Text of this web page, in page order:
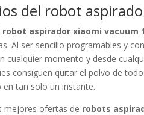
del robot
robot aspirador xiaomi vacuum
Al ser sencillo programables y
cualquier momento y desde
consiguen quitar el polvo de
en tan solo un instante.
mejores ofertas de robots